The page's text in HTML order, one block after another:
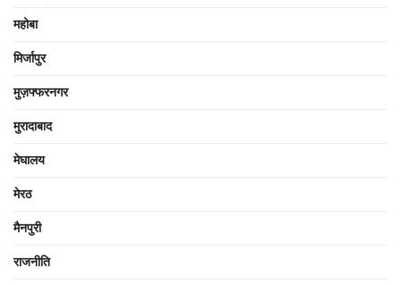
महोबा
मिर्जापुर
मुज़फ्फरनगर
मुरादाबाद
मेघालय
मेरठ
मैनपुरी
राजनीति